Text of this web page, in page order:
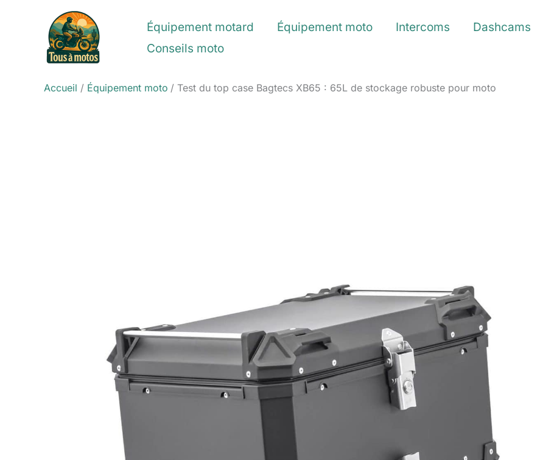
Équipement motard Équipement moto Intercoms Dashcams
Conseils moto
Accueil Équipement moto Test du top case Bagtecs XB65 : 65L de stockage robuste pour moto